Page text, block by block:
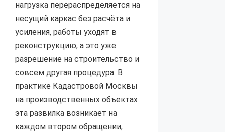
нагрузка перераспределяется на
несущий каркас без расчёта и
усиления, работы уходят в
реконструкцию, а это уже
разрешение на строительство и
совсем другая процедура. В
практике Кадастровой Москвы
на производственных объектах
эта развилка возникает на
каждом втором обращении,